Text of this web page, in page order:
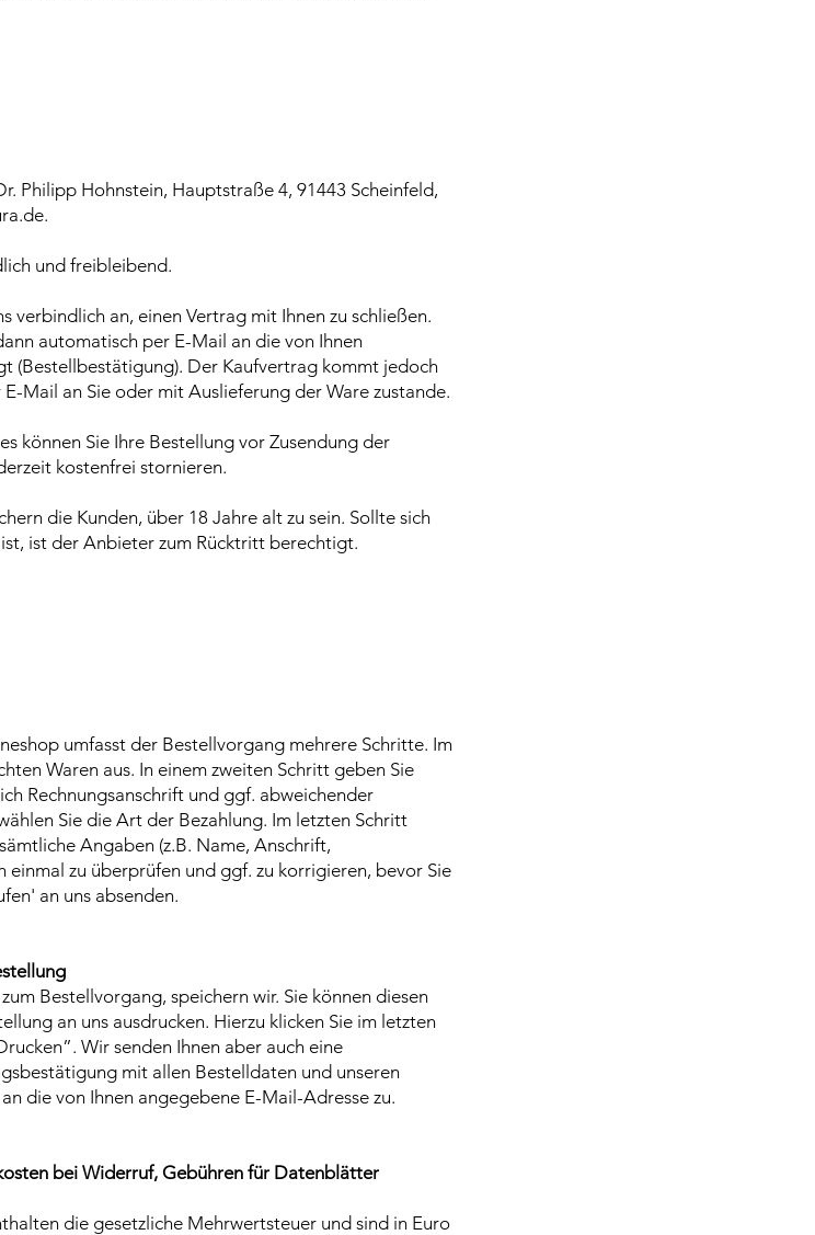
Philipp Hohnstein, Hauptstraße 4, 91443 Scheinfeld,
.
und freibleibend.
verbindlich an, einen Vertrag mit Ihnen zu schließen.
automatisch per E-Mail an die von Ihnen
(Bestellbestätigung). Der Kaufvertrag kommt jedoch
Mail an Sie oder mit Auslieferung der Ware zustande.
können Sie Ihre Bestellung vor Zusendung der
kostenfrei stornieren.
die Kunden, über 18 Jahre alt zu sein. Sollte sich
ist der Anbieter zum Rücktritt berechtigt.
umfasst der Bestellvorgang mehrere Schritte. Im
Waren aus. In einem zweiten Schritt geben Sie
Rechnungsanschrift und ggf. abweichender
Sie die Art der Bezahlung. Im letzten Schritt
Angaben (z.B. Name, Anschrift,
einmal zu überprüfen und ggf. zu korrigieren, bevor Sie
an uns absenden.
Bestellvorgang, speichern wir. Sie können diesen
an uns ausdrucken. Hierzu klicken Sie im letzten
Wir senden Ihnen aber auch eine
mit allen Bestelldaten und unseren
die von Ihnen angegebene E-Mail-Adresse zu.
bei Widerruf, Gebühren für Datenblätter
die gesetzliche Mehrwertsteuer und sind in Euro